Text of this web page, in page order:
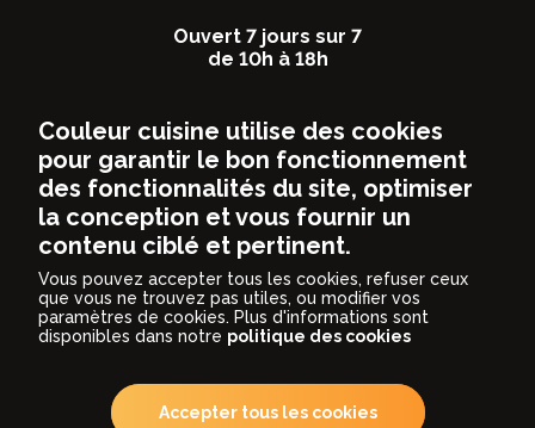
Ouvert 7 jours sur 7
de 10h à 18h
Rue Riverre 14
5150FLOREFFE (Namur)
081/749700
info@couleurcuisine.be
2026 Couleur Cuisine® Tous droits réservés.
Cookies
Couleur cuisine utilise des cookies
pour garantir le bon fonctionnement
des fonctionnalités du site, optimiser
la conception et vous fournir un
contenu ciblé et pertinent.
Vous pouvez accepter tous les cookies, refuser ceux
que vous ne trouvez pas utiles, ou modifier vos
paramètres de cookies. Plus d'informations sont
disponibles dans notre politique des cookies
Nécessaires
Accepter tous les cookies